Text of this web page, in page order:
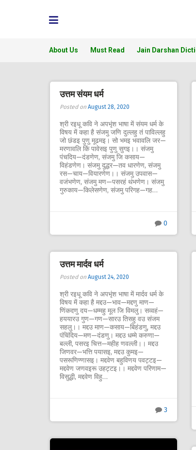
About Us Must Read Jain Darshan
उत्तम संयम धर्म
Posted on August 28, 2020
श्री रइधू कवि ने अपभृंश भाषा में संयम धर्म के
विषय में कहा है संजमु जणि दुल्लहु तं पाविल्लहु
जो छंडइ पुणु मूढमइ। सो भमइ भवावलि जर—
मरणावलि किं पावेसइ पुणु सुगइ।। संजमु
पंचदिय—दंडणेण, संजमु जि कसाय—
विहंडणेण। संजमु दुद्धर—तव धारणेण, संजमु
रस—चाय—वियारणेण।। संजमु उपवास—
वजंभणेण, संजमु मण—पसरहं थंभणेण। संजमु
गुरुकाय—किलेसणेण, संजमु परिगह—गह…
0
उत्तम मार्दव धर्म
Posted on August 24, 2020
श्री रइधू कवि ने अपभृंश भाषा में मार्दव धर्म के
विषय में कहा है मद्दउ—भाव—मद्दणु माण—
णिंकदणु दय—धम्महु मूल जि विमलु। सव्वहं—
हययारउ गुण—गण—सारउ तिसहु वउ संजम
सहलु।। मद्दउ माण—कसाय—बिहंडणु, मद्दउ
पंचिंदिय—मण—दंडणु। मद्दउ धम्मे करुणा—
बल्ली, पसरइ चित्त—महीह णवल्ली।। मद्दउ
जिणवर—भत्ति पयासइ, मद्दउ कुमइ—
पसरूणिण्णासइ। मद्दवेण बहुविणय पवट्टइ—
मद्दवेण जणवइरू उहट्टइ।। मद्दवेण परिणाम—
विसुद्धी, मद्दवेण विहु…
3